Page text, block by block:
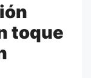
toque